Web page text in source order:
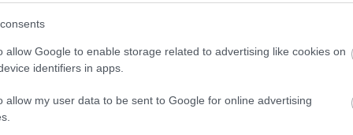
allow Google to enable storage related to advertising like cookies on
identifiers in apps.
allow my user data to be sent to Google for online advertising
a cikk folytatásához.